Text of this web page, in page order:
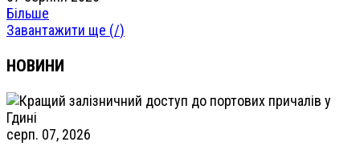
Більше
Завантажити ще (/)
НОВИНИ
серп. 07, 2026